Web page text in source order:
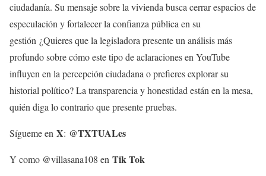
ciudadanía. Su mensaje sobre la vivienda busca cerrar espacios de
especulación y fortalecer la confianza pública en su
gestión ¿Quieres que la legisladora presente un análisis más
profundo sobre cómo este tipo de aclaraciones en YouTube
influyen en la percepción ciudadana o prefieres explorar su
historial político? La transparencia y honestidad están en la mesa,
quién diga lo contrario que presente pruebas.
Sígueme en X: @TXTUALes
Y como @villasana108 en Tik Tok